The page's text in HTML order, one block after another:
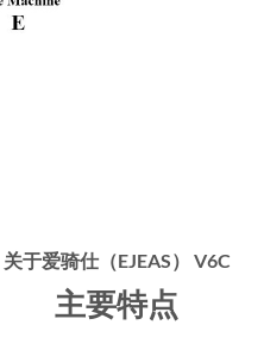
关于爱骑仕（EJEAS） V6C
主要特点